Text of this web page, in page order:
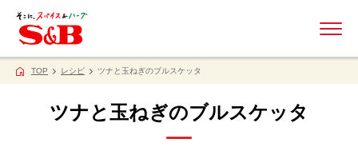
TOP レシピ ツナと玉ねぎのブルスケッタ
ツナと玉ねぎのブルスケッタ